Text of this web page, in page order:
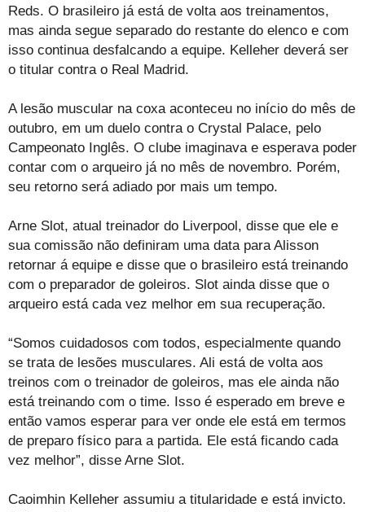
Reds. O brasileiro já está de volta aos treinamentos,
mas ainda segue separado do restante do elenco e com
isso continua desfalcando a equipe. Kelleher deverá ser
o titular contra o Real Madrid.
A lesão muscular na coxa aconteceu no início do mês de
outubro, em um duelo contra o Crystal Palace, pelo
Campeonato Inglês. O clube imaginava e esperava poder
contar com o arqueiro já no mês de novembro. Porém,
seu retorno será adiado por mais um tempo.
Arne Slot, atual treinador do Liverpool, disse que ele e
sua comissão não definiram uma data para Alisson
retornar á equipe e disse que o brasileiro está treinando
com o preparador de goleiros. Slot ainda disse que o
arqueiro está cada vez melhor em sua recuperação.
“Somos cuidadosos com todos, especialmente quando
se trata de lesões musculares. Ali está de volta aos
treinos com o treinador de goleiros, mas ele ainda não
está treinando com o time. Isso é esperado em breve e
então vamos esperar para ver onde ele está em termos
de preparo físico para a partida. Ele está ficando cada
vez melhor”, disse Arne Slot.
Caoimhin Kelleher assumiu a titularidade e está invicto.